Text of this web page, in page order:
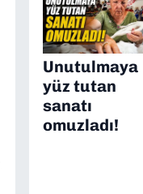
Unutulmaya
yüz tutan
sanatı
omuzladı!